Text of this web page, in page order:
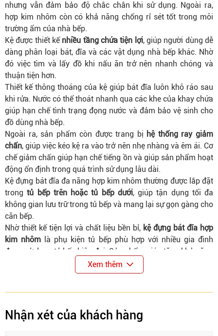
nhưng vẫn đảm bảo độ chắc chắn khi sử dụng. Ngoài ra,
hợp kim nhôm còn có khả năng chống rỉ sét tốt trong môi
trường ẩm của nhà bếp.
Kệ được thiết kế nhiều tầng chứa tiện lợi, giúp người dùng dễ
dàng phân loại bát, đĩa và các vật dụng nhà bếp khác. Nhờ
đó việc tìm và lấy đồ khi nấu ăn trở nên nhanh chóng và
thuận tiện hơn.
Thiết kế thông thoáng của kệ giúp bát đĩa luôn khô ráo sau
khi rửa. Nước có thể thoát nhanh qua các khe của khay chứa
giúp hạn chế tình trạng đọng nước và đảm bảo vệ sinh cho
đồ dùng nhà bếp.
Ngoài ra, sản phẩm còn được trang bị hệ thống ray giảm
chấn, giúp việc kéo kệ ra vào trở nên nhẹ nhàng và êm ái. Cơ
chế giảm chấn giúp hạn chế tiếng ồn và giúp sản phẩm hoạt
động ổn định trong quá trình sử dụng lâu dài.
Kệ đựng bát đĩa đa năng hợp kim nhôm thường được lắp đặt
trongtủ bếp trên hoặc tủ bếp dưới, giúp tận dụng tối đa
không gian lưu trữ trong tủ bếp và mang lại sự gọn gàng cho
căn bếp.
Nhờ thiết kế tiện lợi và chất liệu bền bỉ, kệ đựng bát đĩa hợp
kim nhôm là phụ kiện tủ bếp phù hợp với nhiều gia đình
đang sử dụng tủ bếp hiện đại. Sản phẩm giúp tăng khả năng
lưu trữ và mang lại sự tiện nghi cho không gian bếp.
Đặc điểm nổi bật & Thông số kỹ thuật
Model:Kệ đựng bát đĩa hợp kim nhôm phủ Nano
Tiện ích:
Xem thêm
Nhận xét của khách hàng